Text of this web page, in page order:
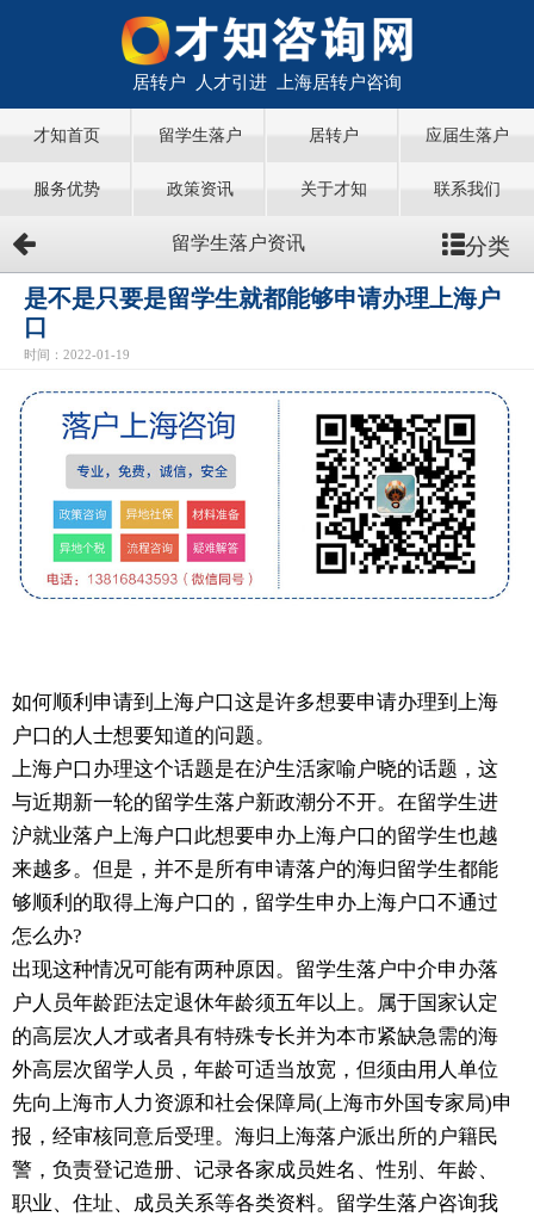
居转户 人才引进 上海居转户咨询
才知首页 留学生落户 居转户 应届生落户
服务优势 政策资讯 关于才知 联系我们
留学生落户资讯 分类
是不是只要是留学生就都能够申请办理上海户
口
时间：2022-01-19
如何顺利申请到上海户口这是许多想要申请办理到上海
户口的人士想要知道的问题。
上海户口办理这个话题是在沪生活家喻户晓的话题，这
与近期新一轮的留学生落户新政潮分不开。在留学生进
沪就业落户上海户口此想要申办上海户口的留学生也越
来越多。但是，并不是所有申请落户的海归留学生都能
够顺利的取得上海户口的，留学生申办上海户口不通过
怎么办?
出现这种情况可能有两种原因。留学生落户中介申办落
户人员年龄距法定退休年龄须五年以上。属于国家认定
的高层次人才或者具有特殊专长并为本市紧缺急需的海
外高层次留学人员，年龄可适当放宽，但须由用人单位
先向上海市人力资源和社会保障局(上海市外国专家局)申
报，经审核同意后受理。海归上海落户派出所的户籍民
警，负责登记造册、记录各家成员姓名、性别、年龄、
职业、住址、成员关系等各类资料。留学生落户咨询我